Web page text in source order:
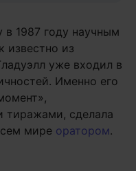
в 1987 году научным
известно из
уже входил в
Именно его
сделала
мире оратором.